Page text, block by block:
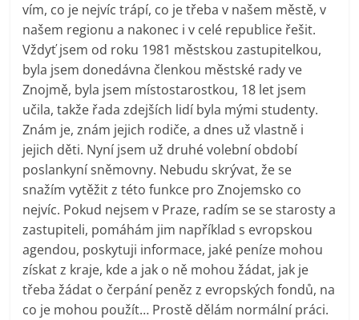
vím, co je nejvíc trápí, co je třeba v našem městě, v
našem regionu a nakonec i v celé republice řešit.
Vždyť jsem od roku 1981 městskou zastupitelkou,
byla jsem donedávna členkou městské rady ve
Znojmě, byla jsem místostarostkou, 18 let jsem
učila, takže řada zdejších lidí byla mými studenty.
Znám je, znám jejich rodiče, a dnes už vlastně i
jejich děti. Nyní jsem už druhé volební období
poslankyní sněmovny. Nebudu skrývat, že se
snažím vytěžit z této funkce pro Znojemsko co
nejvíc. Pokud nejsem v Praze, radím se se starosty a
zastupiteli, pomáhám jim například s evropskou
agendou, poskytuji informace, jaké peníze mohou
získat z kraje, kde a jak o ně mohou žádat, jak je
třeba žádat o čerpání peněz z evropských fondů, na
co je mohou použít… Prostě dělám normální práci.